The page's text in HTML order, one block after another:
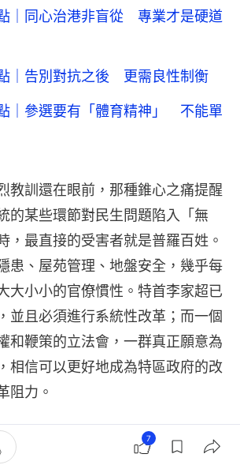
｜同心治港非盲從 專業才是硬道
｜告別對抗之後 更需良性制衡
｜參選要有「體育精神」 不能單
教訓還在眼前，那種錐心之痛提醒
的某些環節對民生問題陷入「無
，最直接的受害者就是普羅百姓。
患、屋苑管理、地盤安全，幾乎每
大小小的官僚慣性。特首李家超已
並且必須進行系統性改革；而一個
和鞭策的立法會，一群真正願意為
相信可以更好地成為特區政府的改
阻力。
大阻力，正是那條由「利益固化藩
路」。
7